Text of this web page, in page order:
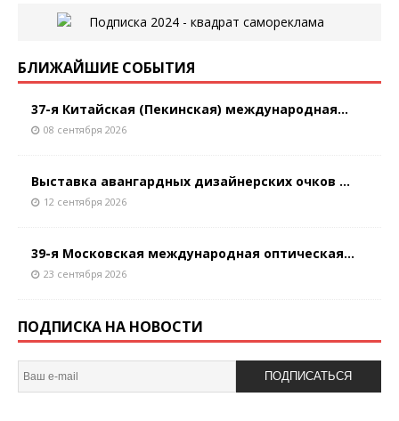
БЛИЖАЙШИЕ СОБЫТИЯ
37-я Китайская (Пекинская) международная...
08 сентября 2026
Выставка авангардных дизайнерских очков ...
12 сентября 2026
39-я Московская международная оптическая...
23 сентября 2026
ПОДПИСКА НА НОВОСТИ
ПОДПИСАТЬСЯ